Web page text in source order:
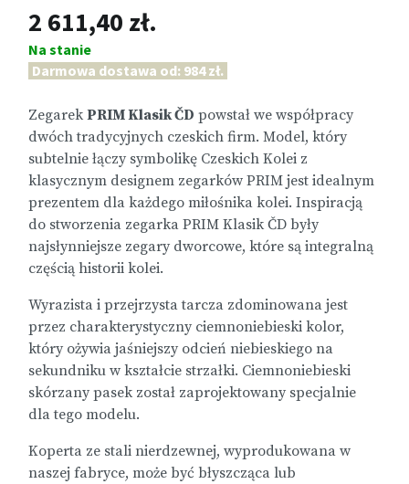
2 611,40 zł.
Na stanie
Darmowa dostawa od: 984 zł.
Zegarek PRIM Klasik ČD powstał we współpracy
dwóch tradycyjnych czeskich firm. Model, który
subtelnie łączy symbolikę Czeskich Kolei z
klasycznym designem zegarków PRIM jest idealnym
prezentem dla każdego miłośnika kolei. Inspiracją
do stworzenia zegarka PRIM Klasik ČD były
najsłynniejsze zegary dworcowe, które są integralną
częścią historii kolei.
Wyrazista i przejrzysta tarcza zdominowana jest
przez charakterystyczny ciemnoniebieski kolor,
który ożywia jaśniejszy odcień niebieskiego na
sekundniku w kształcie strzałki. Ciemnoniebieski
skórzany pasek został zaprojektowany specjalnie
dla tego modelu.
Koperta ze stali nierdzewnej, wyprodukowana w
naszej fabryce, może być błyszcząca lub